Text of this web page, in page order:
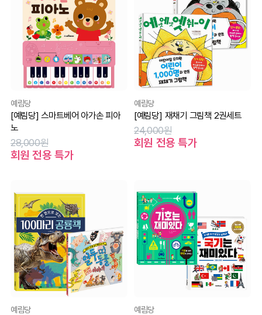
예림당
[예림당] 스마트베어 아가손 피아
노
28,000원
회원 전용 특가
예림당
[예림당] 재채기 그림책 2권세트
24,000원
회원 전용 특가
예림당 예림당